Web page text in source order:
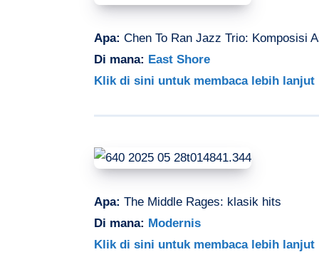
Apa: Chen To Ran Jazz Trio: Komposisi
Di mana: East Shore
Klik di sini untuk membaca lebih lanjut
Apa: The Middle Rages: klasik hits
Di mana: Modernis
Klik di sini untuk membaca lebih lanjut